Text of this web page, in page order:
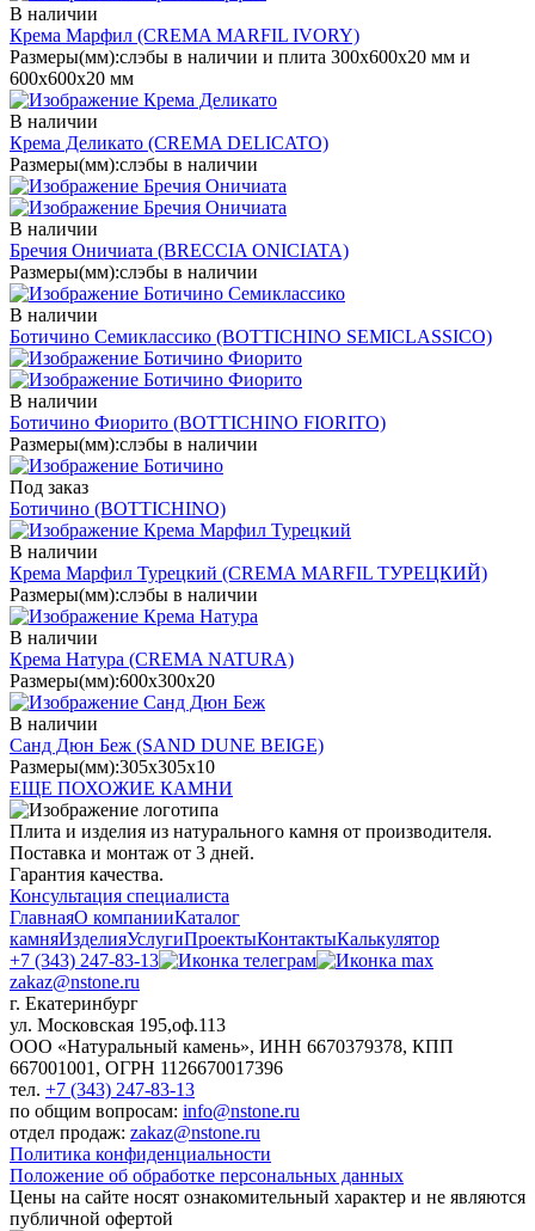
В наличии
Крема Марфил (CREMA MARFIL IVORY)
Размеры(мм):слэбы в наличии и плита 300х600х20 мм и
600х600х20 мм
В наличии
Крема Деликато (CREMA DELICATO)
Размеры(мм):слэбы в наличии
В наличии
Бречия Оничиата (BRECCIA ONICIATA)
Размеры(мм):слэбы в наличии
В наличии
Ботичино Семиклассико (BOTTICHINO SEMICLASSICO)
В наличии
Ботичино Фиорито (BOTTICHINO FIORITO)
Размеры(мм):слэбы в наличии
Под заказ
Ботичино (BOTTICHINO)
В наличии
Крема Марфил Турецкий (CREMA MARFIL ТУРЕЦКИЙ)
Размеры(мм):слэбы в наличии
В наличии
Крема Натура (CREMA NATURA)
Размеры(мм):600х300х20
В наличии
Санд Дюн Беж (SAND DUNE BEIGE)
Размеры(мм):305х305х10
ЕЩЕ ПОХОЖИЕ КАМНИ
Плита и изделия из натурального камня от производителя.
Поставка и монтаж от 3 дней.
Гарантия качества.
Консультация специалиста
ГлавнаяО компанииКаталог
камняИзделияУслугиПроектыКонтактыКалькулятор
+7 (343) 247-83-13
zakaz@nstone.ru
г. Екатеринбург
ул. Московская 195,оф.113
ООО «Натуральный камень», ИНН 6670379378, КПП
667001001, ОГРН 1126670017396
тел. +7 (343) 247-83-13
по общим вопросам: info@nstone.ru
отдел продаж: zakaz@nstone.ru
Политика конфиденциальности
Положение об обработке персональных данных
Цены на сайте носят ознакомительный характер и не являются
публичной офертой